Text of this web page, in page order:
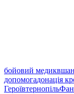
бойовий медик
допомогадонація
Героївтернопіль